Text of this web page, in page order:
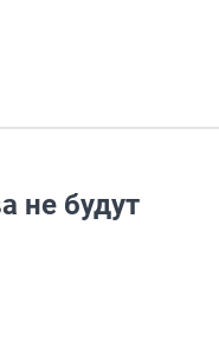
не будут